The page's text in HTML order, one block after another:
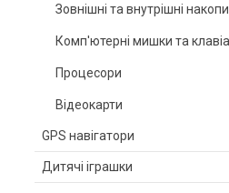
Зовнішні та внутрішні
Комп'ютерні мишки та
Процесори
Відеокарти
GPS навігатори
Дитячі іграшки